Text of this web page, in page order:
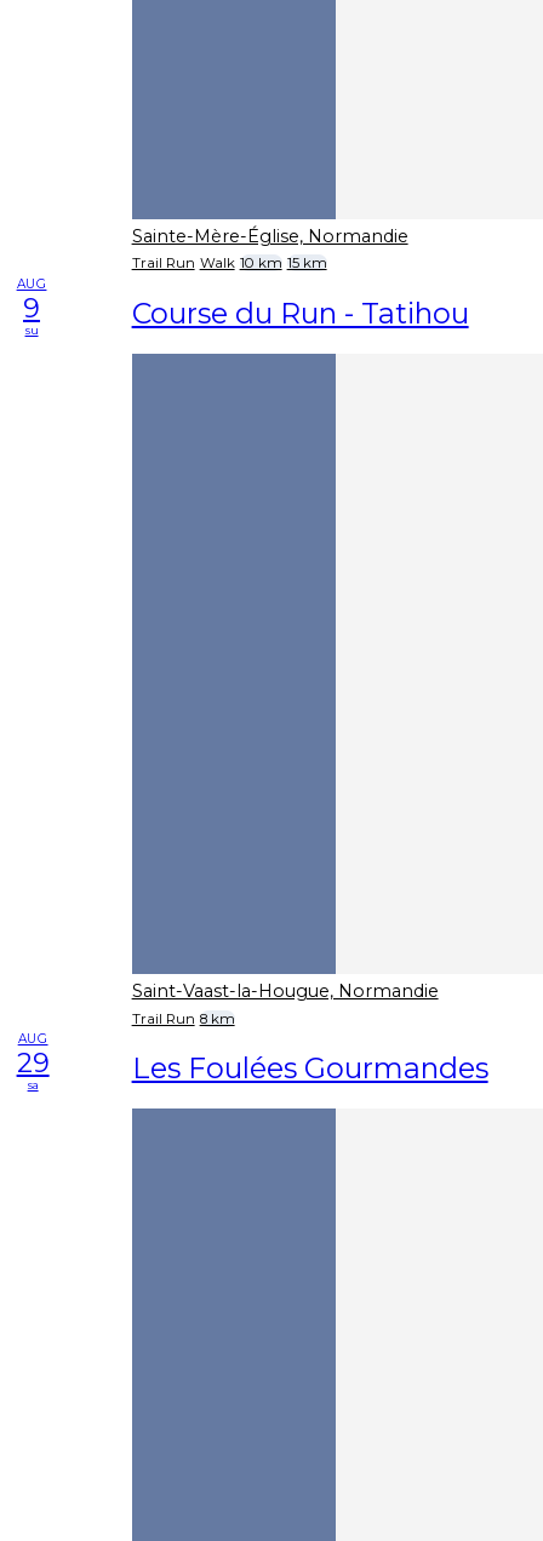
Sainte-Mère-Église, Normandie
Trail Run Walk 10 km 15 km
AUG
9
su Course du Run - Tatihou
Saint-Vaast-la-Hougue, Normandie
Trail Run 8 km
AUG
29
sa Les Foulées Gourmandes